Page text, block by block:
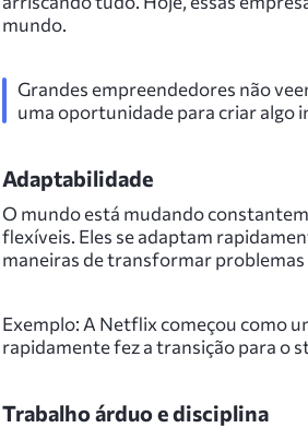
mundo.
Grandes empreendedores não
uma oportunidade para criar algo
Adaptabilidade
O mundo está mudando
flexíveis. Eles se adaptam
maneiras de transformar
Exemplo: A Netflix começou como
rapidamente fez a transição para o
Trabalho árduo e disciplina